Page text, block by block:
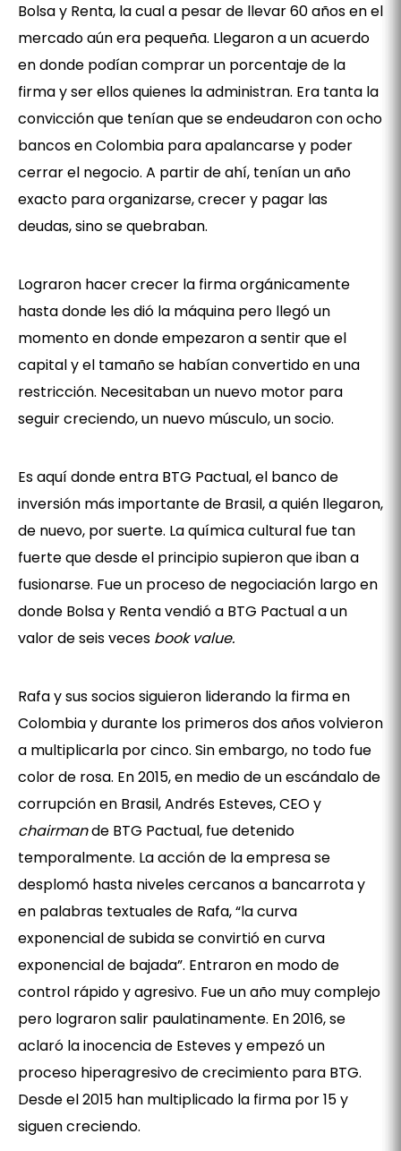
Bolsa y Renta, la cual a pesar de llevar 60 años en el
mercado aún era pequeña. Llegaron a un acuerdo
en donde podían comprar un porcentaje de la
firma y ser ellos quienes la administran. Era tanta la
convicción que tenían que se endeudaron con ocho
bancos en Colombia para apalancarse y poder
cerrar el negocio. A partir de ahí, tenían un año
exacto para organizarse, crecer y pagar las
deudas, sino se quebraban.
Lograron hacer crecer la firma orgánicamente
hasta donde les dió la máquina pero llegó un
momento en donde empezaron a sentir que el
capital y el tamaño se habían convertido en una
restricción. Necesitaban un nuevo motor para
seguir creciendo, un nuevo músculo, un socio.
Es aquí donde entra BTG Pactual, el banco de
inversión más importante de Brasil, a quién llegaron,
de nuevo, por suerte. La química cultural fue tan
fuerte que desde el principio supieron que iban a
fusionarse. Fue un proceso de negociación largo en
donde Bolsa y Renta vendió a BTG Pactual a un
valor de seis veces book value.
Rafa y sus socios siguieron liderando la firma en
Colombia y durante los primeros dos años volvieron
a multiplicarla por cinco. Sin embargo, no todo fue
color de rosa. En 2015, en medio de un escándalo de
corrupción en Brasil, Andrés Esteves, CEO y
chairmande BTG Pactual, fue detenido
temporalmente. La acción de la empresa se
desplomó hasta niveles cercanos a bancarrota y
en palabras textuales de Rafa, “la curva
exponencial de subida se convirtió en curva
exponencial de bajada”. Entraron en modo de
control rápido y agresivo. Fue un año muy complejo
pero lograron salir paulatinamente. En 2016, se
aclaró la inocencia de Esteves y empezó un
proceso hiperagresivo de crecimiento para BTG.
Desde el 2015 han multiplicado la firma por 15 y
siguen creciendo.